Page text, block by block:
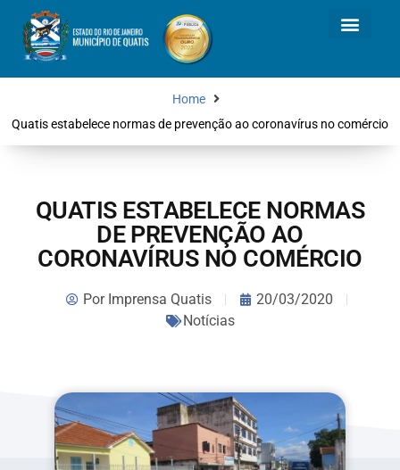
Home
Quatis estabelece normas de prevenção ao coronavírus no comércio
QUATIS ESTABELECE NORMAS
DE PREVENÇÃO AO
CORONAVÍRUS NO COMÉRCIO
PorImprensa Quatis
20/03/2020
Notícias